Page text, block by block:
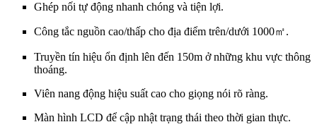
Ghép nối tự động nhanh chóng và tiện lợi.
Công tắc nguồn cao/thấp cho địa điểm trên/dưới 1000㎡.
Truyền tín hiệu ổn định lên đến 150m ở những khu vực thông
thoáng.
Viên nang động hiệu suất cao cho giọng nói rõ ràng.
Màn hình LCD để cập nhật trạng thái theo thời gian thực.